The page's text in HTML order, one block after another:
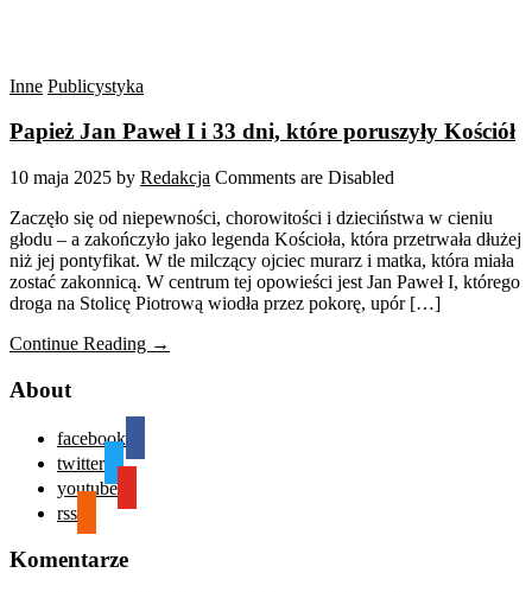
Inne Publicystyka
Papież Jan Paweł I i 33 dni, które poruszyły Kościół
10 maja 2025 by Redakcja Comments are Disabled
Zaczęło się od niepewności, chorowitości i dzieciństwa w cieniu
głodu – a zakończyło jako legenda Kościoła, która przetrwała dłużej
niż jej pontyfikat. W tle milczący ojciec murarz i matka, która miała
zostać zakonnicą. W centrum tej opowieści jest Jan Paweł I, którego
droga na Stolicę Piotrową wiodła przez pokorę, upór […]
Continue Reading →
About
facebook
twitter
youtube
rss
Komentarze